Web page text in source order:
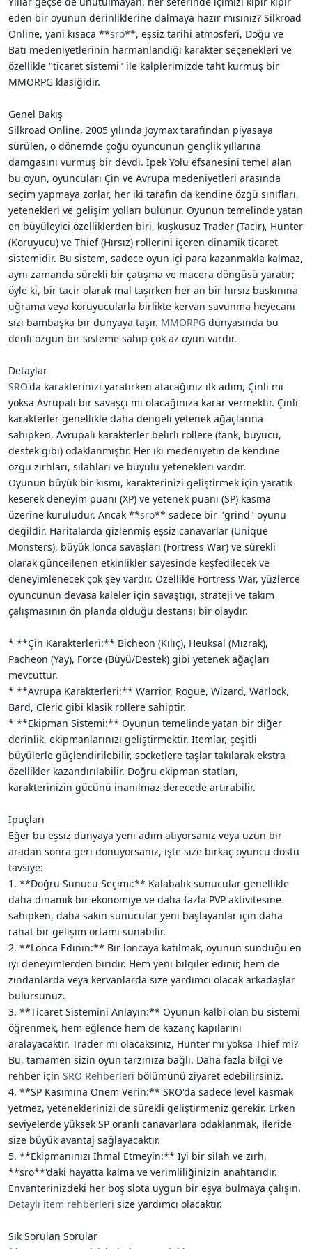
i
eden bir oyunun derinliklerine dalmaya hazır mısınız? Silkroad
Online, yani kısaca **sro**, eşsiz tarihi atmosferi, Doğu ve
Batı medeniyetlerinin harmanlandığı karakter seçenekleri ve
özellikle "ticaret sistemi" ile kalplerimizde taht kurmuş bir
MMORPG klasiğidir.
Genel Bakış
Silkroad Online, 2005 yılında Joymax tarafından piyasaya
sürülen, o dönemde çoğu oyuncunun gençlik yıllarına
damgasını vurmuş bir devdi. İpek Yolu efsanesini temel alan
bu oyun, oyuncuları Çin ve Avrupa medeniyetleri arasında
seçim yapmaya zorlar, her iki tarafın da kendine özgü sınıfları,
yetenekleri ve gelişim yolları bulunur. Oyunun temelinde yatan
en büyüleyici özelliklerden biri, kuşkusuz Trader (Tacir), Hunter
(Koruyucu) ve Thief (Hırsız) rollerini içeren dinamik ticaret
sistemidir. Bu sistem, sadece oyun içi para kazanmakla kalmaz,
aynı zamanda sürekli bir çatışma ve macera döngüsü yaratır;
öyle ki, bir tacir olarak mal taşırken her an bir hırsız baskınına
uğrama veya koruyucularla birlikte kervan savunma heyecanı
sizi bambaşka bir dünyaya taşır. MMORPG dünyasında bu
denli özgün bir sisteme sahip çok az oyun vardır.
Detaylar
SRO'da karakterinizi yaratırken atacağınız ilk adım, Çinli mi
yoksa Avrupalı bir savaşçı mı olacağınıza karar vermektir. Çinli
karakterler genellikle daha dengeli yetenek ağaçlarına
sahipken, Avrupalı karakterler belirli rollere (tank, büyücü,
destek gibi) odaklanmıştır. Her iki medeniyetin de kendine
özgü zırhları, silahları ve büyülü yetenekleri vardır.
Oyunun büyük bir kısmı, karakterinizi geliştirmek için yaratık
keserek deneyim puanı (XP) ve yetenek puanı (SP) kasma
üzerine kuruludur. Ancak **sro** sadece bir "grind" oyunu
değildir. Haritalarda gizlenmiş eşsiz canavarlar (Unique
Monsters), büyük lonca savaşları (Fortress War) ve sürekli
olarak güncellenen etkinlikler sayesinde keşfedilecek ve
deneyimlenecek çok şey vardır. Özellikle Fortress War, yüzlerce
oyuncunun devasa kaleler için savaştığı, strateji ve takım
çalışmasının ön planda olduğu destansı bir olaydır.
* **Çin Karakterleri:** Bicheon (Kılıç), Heuksal (Mızrak),
Pacheon (Yay), Force (Büyü/Destek) gibi yetenek ağaçları
mevcuttur.
* **Avrupa Karakterleri:** Warrior, Rogue, Wizard, Warlock,
Bard, Cleric gibi klasik rollere sahiptir.
* **Ekipman Sistemi:** Oyunun temelinde yatan bir diğer
derinlik, ekipmanlarınızı geliştirmektir. Itemlar, çeşitli
büyülerle güçlendirilebilir, socketlere taşlar takılarak ekstra
özellikler kazandırılabilir. Doğru ekipman statları,
karakterinizin gücünü inanılmaz derecede artırabilir.
İpuçları
Eğer bu eşsiz dünyaya yeni adım atıyorsanız veya uzun bir
aradan sonra geri dönüyorsanız, işte size birkaç oyuncu dostu
tavsiye:
1. **Doğru Sunucu Seçimi:** Kalabalık sunucular genellikle
daha dinamik bir ekonomiye ve daha fazla PVP aktivitesine
sahipken, daha sakin sunucular yeni başlayanlar için daha
rahat bir gelişim ortamı sunabilir.
2. **Lonca Edinin:** Bir loncaya katılmak, oyunun sunduğu en
iyi deneyimlerden biridir. Hem yeni bilgiler edinir, hem de
zindanlarda veya kervanlarda size yardımcı olacak arkadaşlar
bulursunuz.
3. **Ticaret Sistemini Anlayın:** Oyunun kalbi olan bu sistemi
öğrenmek, hem eğlence hem de kazanç kapılarını
aralayacaktır. Trader mı olacaksınız, Hunter mı yoksa Thief mi?
Bu, tamamen sizin oyun tarzınıza bağlı. Daha fazla bilgi ve
rehber için SRO Rehberleri bölümünü ziyaret edebilirsiniz.
4. **SP Kasımına Önem Verin:** SRO'da sadece level kasmak
yetmez, yeteneklerinizi de sürekli geliştirmeniz gerekir. Erken
seviyelerde yüksek SP oranlı canavarlara odaklanmak, ileride
size büyük avantaj sağlayacaktır.
5. **Ekipmanınızı İhmal Etmeyin:** İyi bir silah ve zırh,
**sro**'daki hayatta kalma ve verimliliğinizin anahtarıdır.
Envanterinizdeki her boş slota uygun bir eşya bulmaya çalışın.
Detaylı item rehberleri size yardımcı olacaktır.
Sık Sorulan Sorular